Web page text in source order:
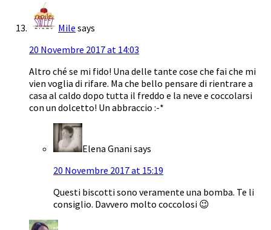
Mile says
20 Novembre 2017 at 14:03
Altro ché se mi fido! Una delle tante cose che fai che mi
vien voglia di rifare. Ma che bello pensare di rientrare a
casa al caldo dopo tutta il freddo e la neve e coccolarsi
con un dolcetto! Un abbraccio :-*
Elena Gnanisays
20 Novembre 2017 at 15:19
Questi biscotti sono veramente una bomba. Te li
consiglio. Davvero molto coccolosi 😉